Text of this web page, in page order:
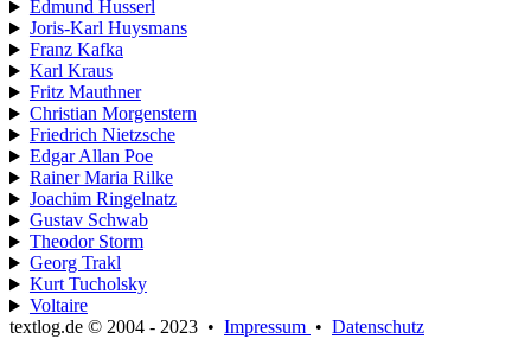
Edmund Husserl
Joris-Karl Huysmans
Franz Kafka
Karl Kraus
Fritz Mauthner
Christian Morgenstern
Friedrich Nietzsche
Edgar Allan Poe
Rainer Maria Rilke
Joachim Ringelnatz
Gustav Schwab
Theodor Storm
Georg Trakl
Kurt Tucholsky
Voltaire
textlog.de © 2004 - 2023 • Impressum • Datenschutz